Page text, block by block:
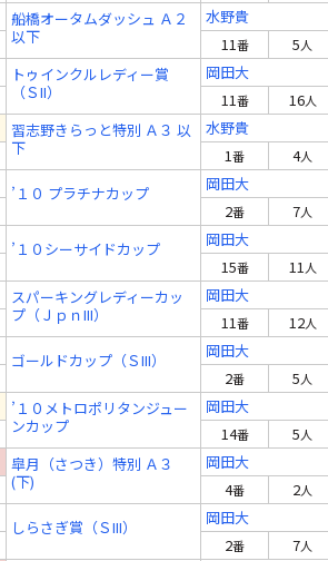
船橋オータムダッシュ Ａ２
以下
水野貴
11番 5人
トゥインクルレディー賞
（ＳII）
岡田大
11番 16人
習志野きらっと特別 Ａ３ 以
下
水野貴
1番 4人
’１０ プラチナカップ
岡田大
2番 7人
’１０シーサイドカップ
岡田大
15番 11人
スパーキングレディーカッ
プ（ＪｐｎIII）
岡田大
11番 12人
ゴールドカップ（ＳIII）
岡田大
2番 5人
’１０メトロポリタンジュー
ンカップ
岡田大
14番 5人
皐月（さつき）特別 Ａ３
(下)
岡田大
4番 2人
しらさぎ賞（ＳIII）
岡田大
2番 7人